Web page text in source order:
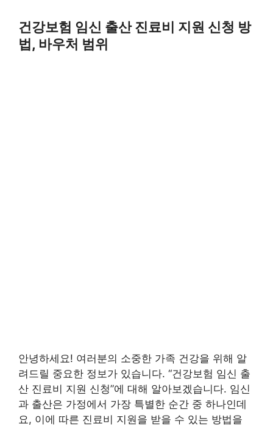
content
건강보험 임신 출산 진료비 지원 신청 방
법, 바우처 범위
안녕하세요! 여러분의 소중한 가족 건강을 위해 알
려드릴 중요한 정보가 있습니다. “건강보험 임신 출
산 진료비 지원 신청”에 대해 알아보겠습니다. 임신
과 출산은 가정에서 가장 특별한 순간 중 하나인데
요, 이에 따른 진료비 지원을 받을 수 있는 방법을